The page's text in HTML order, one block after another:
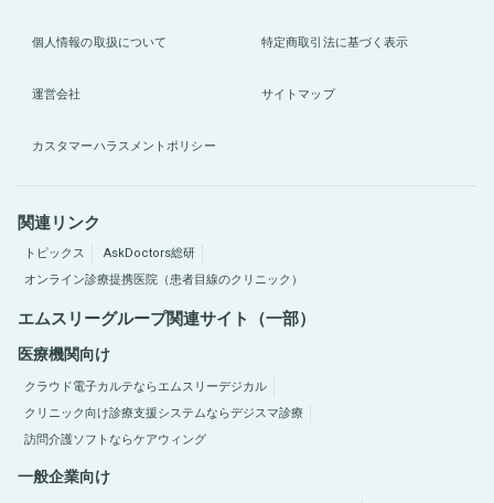
個人情報の取扱について 特定商取引法に基づく表示
運営会社 サイトマップ
カスタマーハラスメントポリシー
関連リンク
トピックス
AskDoctors総研
オンライン診療提携医院（患者目線のクリニック）
エムスリーグループ関連サイト（一部）
医療機関向け
クラウド電子カルテならエムスリーデジカル
クリニック向け診療支援システムならデジスマ診療
訪問介護ソフトならケアウィング
一般企業向け